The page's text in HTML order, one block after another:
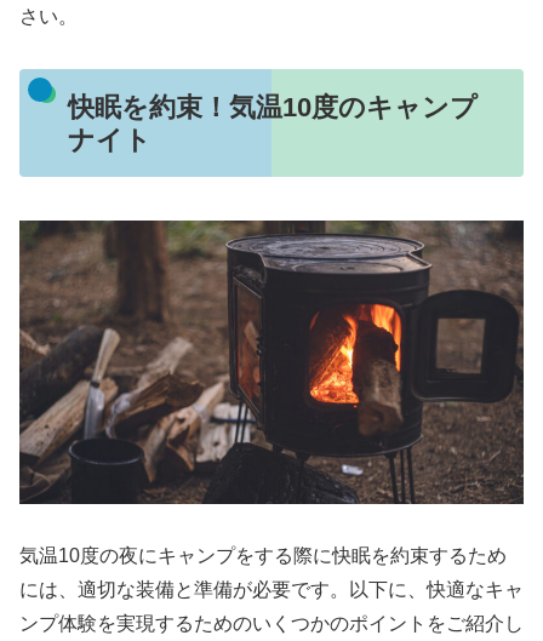
さい。
快眠を約束！気温10度のキャンプ
ナイト
気温10度の夜にキャンプをする際に快眠を約束するため
には、適切な装備と準備が必要です。以下に、快適なキャ
ンプ体験を実現するためのいくつかのポイントをご紹介し